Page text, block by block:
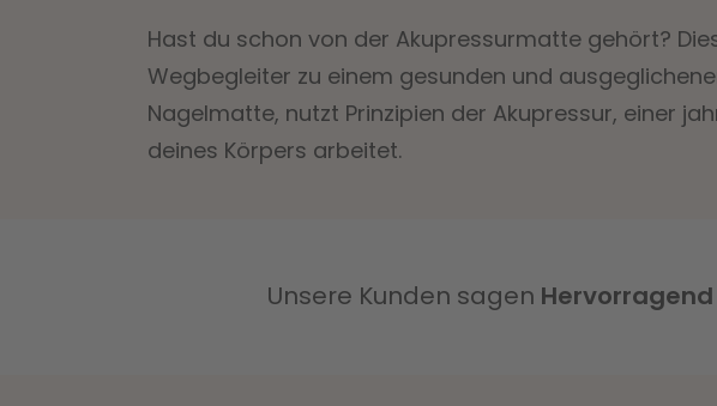
Hast du schon von der Akupressurmatte gehört?
Wegbegleiter zu einem gesunden und
Nagelmatte, nutzt Prinzipien der Akupressur, einer
deines Körpers arbeitet.
Unsere Kunden sagen Hervorragend